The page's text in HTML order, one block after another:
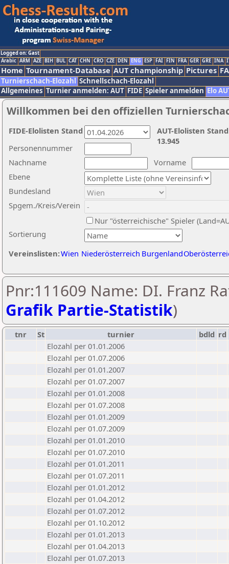
Logged on: Gast
Arabic ARM AZE BIH BUL CAT CHN CRO CZE DEN ENG ESP FAI FIN FRA GER GRE INA
Home Tournament-Database AUT championship Pictures
Turnierschach-Elozahl Schnellschach-Elozahl
Allgemeines Turnier anmelden: AUT FIDE Spieler anmelden Elo
Willkommen bei den offiziellen
Nachname
Vorname
Ebene
Sortierung
Personennummer
Bundesland
Spgem./Kreis/Verein
Nur "österreichische" Spieler
Vereinslisten:Wien Niederösterreich Burgenland
AUT-Elolisten
13.945
FIDE-Elolisten Stand
Pnr:111609 Name: DI. Franz
Grafik Partie-Statistik)
tnr St turnier bdld rd
Elozahl per 01.01.2006
Elozahl per 01.07.2006
Elozahl per 01.01.2007
Elozahl per 01.07.2007
Elozahl per 01.01.2008
Elozahl per 01.07.2008
Elozahl per 01.01.2009
Elozahl per 01.07.2009
Elozahl per 01.01.2010
Elozahl per 01.07.2010
Elozahl per 01.01.2011
Elozahl per 01.07.2011
Elozahl per 01.01.2012
Elozahl per 01.04.2012
Elozahl per 01.07.2012
Elozahl per 01.10.2012
Elozahl per 01.01.2013
Elozahl per 01.04.2013
Elozahl per 01.07.2013